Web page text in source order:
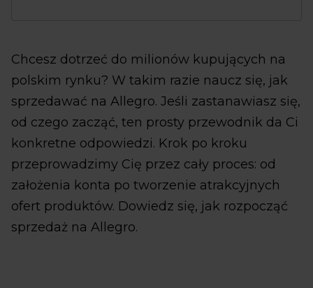
Chcesz dotrzeć do milionów kupujących na
polskim rynku? W takim razie naucz się, jak
sprzedawać na Allegro. Jeśli zastanawiasz się,
od czego zacząć, ten prosty przewodnik da Ci
konkretne odpowiedzi. Krok po kroku
przeprowadzimy Cię przez cały proces: od
założenia konta po tworzenie atrakcyjnych
ofert produktów. Dowiedz się, jak rozpocząć
sprzedaż na Allegro.